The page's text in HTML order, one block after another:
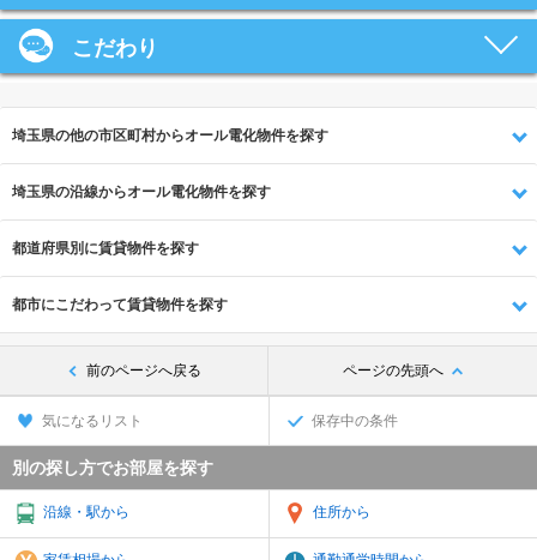
こだわり
埼玉県の他の市区町村からオール電化物件を探す
埼玉県の沿線からオール電化物件を探す
都道府県別に賃貸物件を探す
都市にこだわって賃貸物件を探す
前のページへ戻る ページの先頭へ
気になるリスト 保存中の条件
別の探し方でお部屋を探す
沿線・駅から 住所から